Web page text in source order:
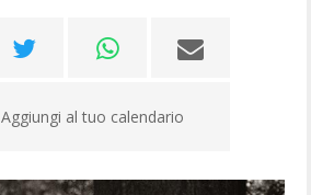
Aggiungi al tuo calendario